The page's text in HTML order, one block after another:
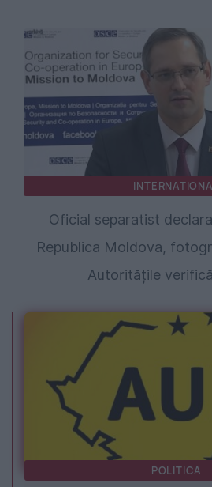
Oficial separatist
Republica Moldova,
Autoritățile
POLITICA